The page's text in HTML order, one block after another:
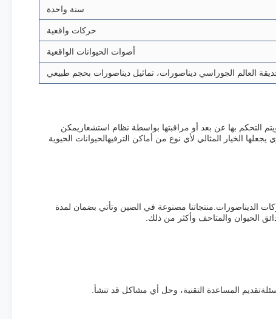
سنة واحدة
حركات واقعية
أصوات الحيوانات الواقعية
العالم الجوراسي ديناصورات، تماثيل ديناصورات بحجم طبيعي
التحكم بها عن بعد أو مراقبتها بواسطة نظام استشعاريمكن
الخيار المثالي لأي نوع من أماكن الترفيهالحيوانات الحيوية
الديناصورات.منتجاتنا مصنوعة في الصين وتأتي بضمان لمدة
المساعدة التقنية، وحل أي مشاكل قد تنشأ.